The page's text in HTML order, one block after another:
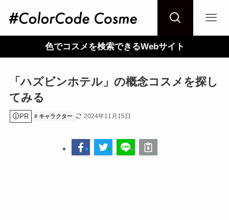
色でコスメを検索できるWebサイト
「ハズビンホテル」の概念コスメを探し
てみる
PR キャラクター 2024年11月15日